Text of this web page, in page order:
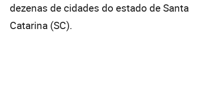
dezenas de cidades do estado de Santa
Catarina (SC).